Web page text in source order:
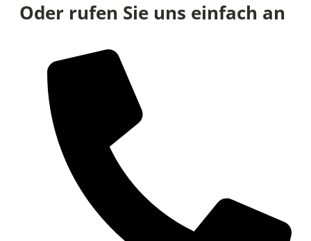
Oder rufen Sie uns einfach an